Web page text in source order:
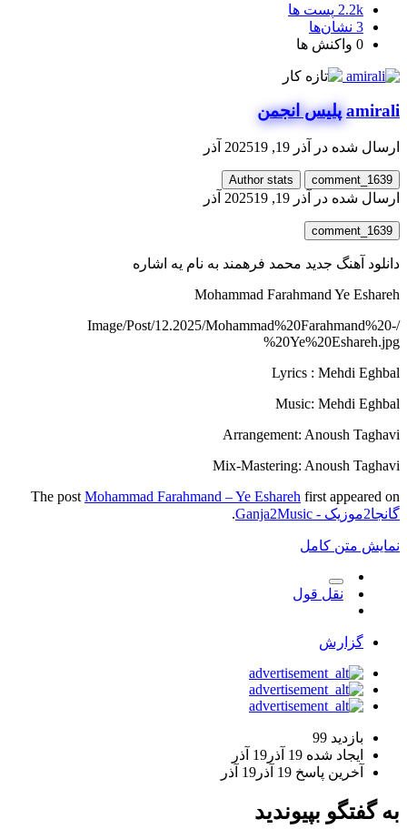
2.2k پست ها
3 نشان‌ها
0 واکنش ها
amirali پلیس انجمن
ارسال شده در آذر 19, 2025 19 آذر
comment_1639
Author stats
ارسال شده در آذر 19, 2025 19 آذر
comment_1639
دانلود آهنگ جدید محمد فرهمند به نام یه اشاره
Mohammad Farahmand Ye Eshareh
/Image/Post/12.2025/Mohammad%20Farahmand%20-
%20Ye%20Eshareh.jpg
Lyrics : Mehdi Eghbal
Music: Mehdi Eghbal
Arrangement: Anoush Taghavi
Mix-Mastering: Anoush Taghavi
The post Mohammad Farahmand – Ye Eshareh first appeared on
گانجا2موزیک - Ganja2Music
.
نمایش متن کامل
نقل قول
گزارش
بازدید 99
ایجاد شده 19 آذر
19 آذر
آخرین پاسخ 19 آذر 19 آذر
به گفتگو بپیوندید